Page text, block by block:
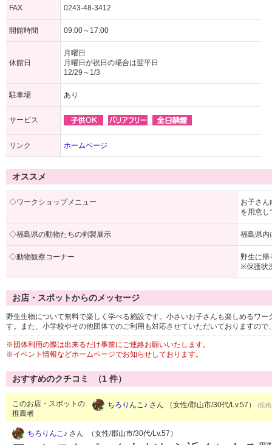
FAX 0243-48-3412
開館時間 09:00～17:00
休館日
月曜日
月曜日が祝日の場合は翌平日
12/29～1/3
駐車場 あり
サービス
リンク ホームページ
オススメ
◇ワークショップメニュー
お子さん
を用意し
◇福島県の動物たちの剥製展示 福島県内
◇動物観察コーナー
野生に帰
※保護状
お店・スポットからのメッセージ
野生生物について無料で楽しく学べる施設です。小さいお子さんも楽しめるワ
す。また、小学校やその他団体でのご利用も対応させていただいておりますので
※団体利用の際は出来るだけ事前にご連絡お願いいたします。
※イベント情報などホームページでお知らせしております。
おすすめのクチコミ （1 件）
このお店・スポットの
推薦者
ちろりんこ♪ さん （女性/郡山市/30代/Lv.57） (投
ちろりんこ♪ さん （女性/郡山市/30代/Lv.57）